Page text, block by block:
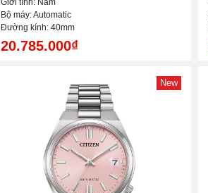
Giới tính: Nam
Bộ máy: Automatic
Đường kính: 40mm
20.785.000₫
New